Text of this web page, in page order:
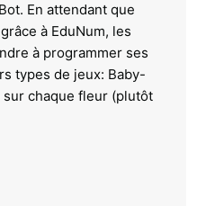
En attendant que
à EduNum, les
à programmer ses
types de jeux: Baby-
chaque fleur (plutôt